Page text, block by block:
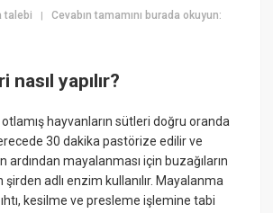
talebi |Cevabın tamamını burada okuyun:
yapılır?
hayvanların sütleri doğru oranda
30 dakika pastörize edilir ve
mayalanması için buzağıların
şirden adlı enzim kullanılır. Mayalanma
kesilme ve presleme işlemine tabi